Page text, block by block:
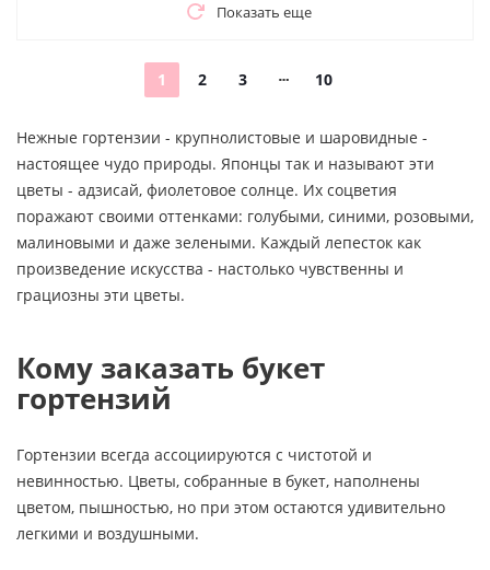
Показать еще
1 2 3 10
Нежные гортензии - крупнолистовые и шаровидные -
настоящее чудо природы. Японцы так и называют эти
цветы - адзисай, фиолетовое солнце. Их соцветия
поражают своими оттенками: голубыми, синими, розовыми,
малиновыми и даже зелеными. Каждый лепесток как
произведение искусства - настолько чувственны и
грациозны эти цветы.
Кому заказать букет
гортензий
Гортензии всегда ассоциируются с чистотой и
невинностью. Цветы, собранные в букет, наполнены
цветом, пышностью, но при этом остаются удивительно
легкими и воздушными.